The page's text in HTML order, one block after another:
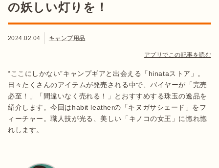
の妖しい灯りを！
2024.02.04 キャンプ用品
アプリでこの記事を読む
“ここにしかない”キャンプギアと出会える「hinataストア」。
日々たくさんのアイテムが発売される中で、バイヤーが「完売
必至！」「間違いなく売れる！」とおすすめする珠玉の逸品を
紹介します。今回はhabit leatherの「キヌガサシェード」をフ
ィーチャー。職人技が光る、美しい「キノコの女王」に惚れ惚
れします。